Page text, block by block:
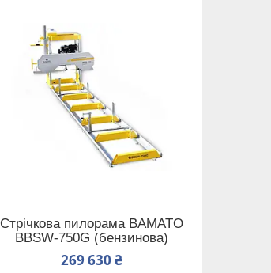
Стрічкова пилорама BAMATO
BBSW-750G (бензинова)
269 630 ₴